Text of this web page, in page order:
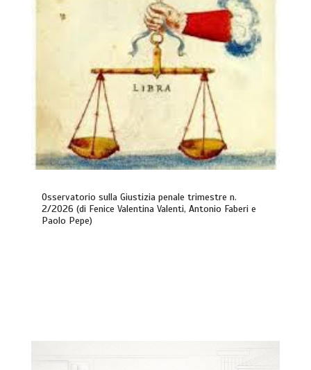
Osservatorio sulla Giustizia penale trimestre n.
2/2026 (di Fenice Valentina Valenti, Antonio Faberi e
Paolo Pepe)